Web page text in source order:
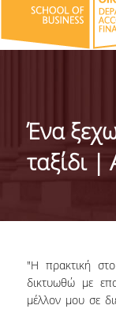
*
Ένα
ταξίδι |
"Η πρακτική
δικτυωθώ με
μέλλον μου σε